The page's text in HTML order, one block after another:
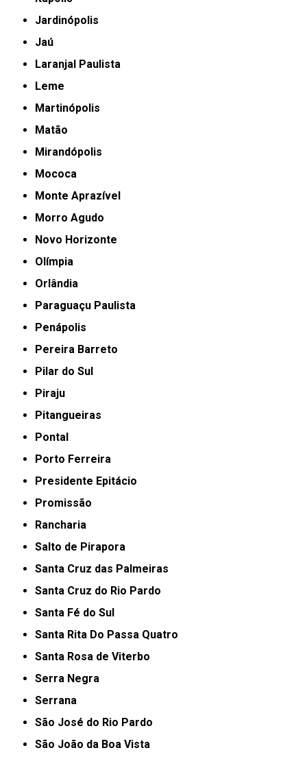
Jardinópolis
Jaú
Laranjal Paulista
Leme
Martinópolis
Matão
Mirandópolis
Mococa
Monte Aprazível
Morro Agudo
Novo Horizonte
Olímpia
Orlândia
Paraguaçu Paulista
Penápolis
Pereira Barreto
Pilar do Sul
Piraju
Pitangueiras
Pontal
Porto Ferreira
Presidente Epitácio
Promissão
Rancharia
Salto de Pirapora
Santa Cruz das Palmeiras
Santa Cruz do Rio Pardo
Santa Fé do Sul
Santa Rita Do Passa Quatro
Santa Rosa de Viterbo
Serra Negra
Serrana
São José do Rio Pardo
São João da Boa Vista